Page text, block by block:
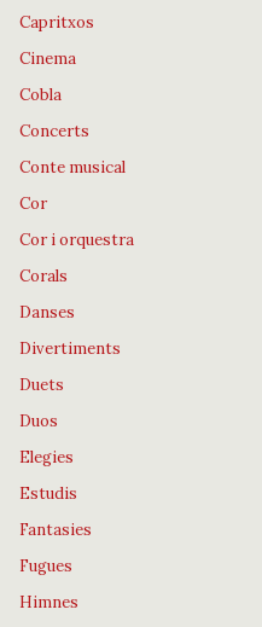
Capritxos
Cinema
Cobla
Concerts
Conte musical
Cor
Cor i orquestra
Corals
Danses
Divertiments
Duets
Duos
Elegies
Estudis
Fantasies
Fugues
Himnes